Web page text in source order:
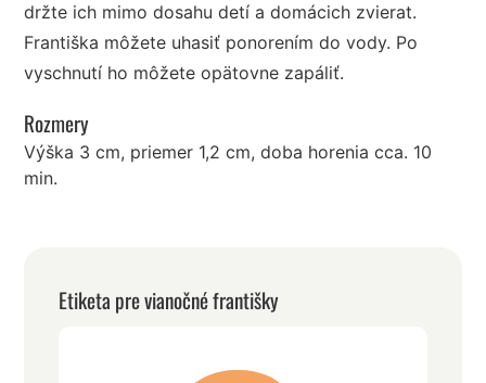
držte ich mimo dosahu detí a domácich zvierat.
Františka môžete uhasiť ponorením do vody. Po
vyschnutí ho môžete opätovne zapáliť.
Rozmery
Výška 3 cm, priemer 1,2 cm, doba horenia cca. 10
min.
Etiketa pre vianočné františky